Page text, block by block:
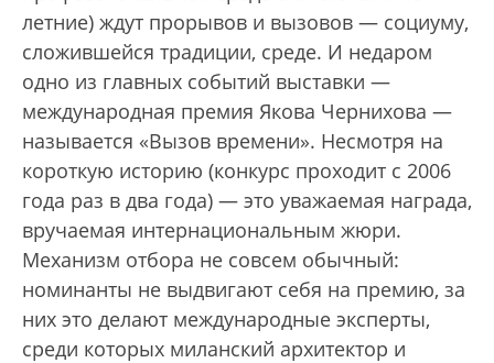
летние) ждут прорывов и вызовов — социуму,
сложившейся традиции, среде. И недаром
одно из главных событий выставки —
международная премия Якова Чернихова —
называется «Вызов времени». Несмотря на
короткую историю (конкурс проходит с 2006
года раз в два года) — это уважаемая награда,
вручаемая интернациональным жюри.
Механизм отбора не совсем обычный:
номинанты не выдвигают себя на премию, за
них это делают международные эксперты,
среди которых миланский архитектор и